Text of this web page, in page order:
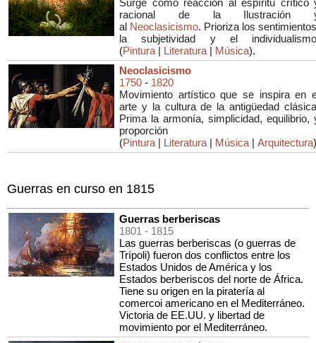
racional de la Ilustración
al Neoclasicismo. Prioriza los
la subjetividad y el
(Pintura | Literatura | Música).
Neoclasicismo
1750 - 1820
Movimiento artístico que se inspira en
arte y la cultura de la antigüedad
Prima la armonía, simplicidad, equilibrio,
proporción
(Pintura | Literatura | Música | Arquitectura
Guerras en curso en 1815
Guerras berberiscas
1801 - 1815
Las guerras berberiscas (o guerras de
Trípoli) fueron dos conflictos entre los
Estados Unidos de América y los
Estados berberiscos del norte de África.
Tiene su origen en la piratería al
comercoi americano en el Mediterráneo.
Victoria de EE.UU. y libertad de
movimiento por el Mediterráneo.